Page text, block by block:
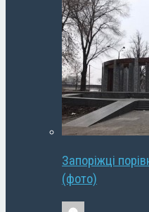
Запоріжці
(фото)